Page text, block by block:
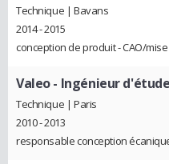
Technique | Bavans
2014 - 2015
conception de produit - CAO/
Valeo- Ingénieur
Technique | Paris
2010 - 2013
responsable conception